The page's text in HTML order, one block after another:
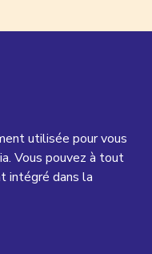
utilisée pour vous
Vous pouvez à tout
intégré dans la